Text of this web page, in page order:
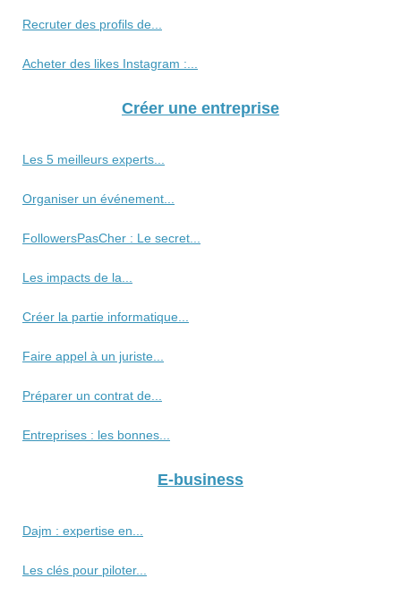
Recruter des profils de...
Acheter des likes Instagram :...
Créer une entreprise
Les 5 meilleurs experts...
Organiser un événement...
FollowersPasCher : Le secret...
Les impacts de la...
Créer la partie informatique...
Faire appel à un juriste...
Préparer un contrat de...
Entreprises : les bonnes...
E-business
Dajm : expertise en...
Les clés pour piloter...